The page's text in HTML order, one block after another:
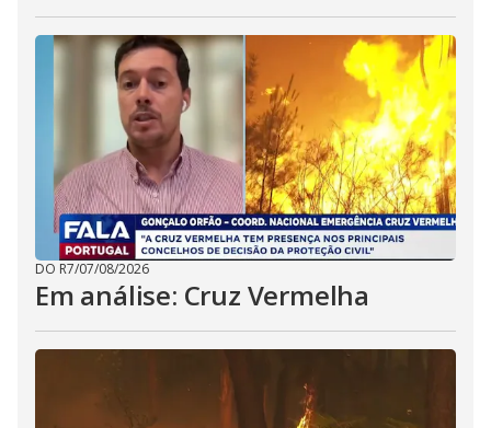
DO R7/07/08/2026
Em análise: Cruz Vermelha